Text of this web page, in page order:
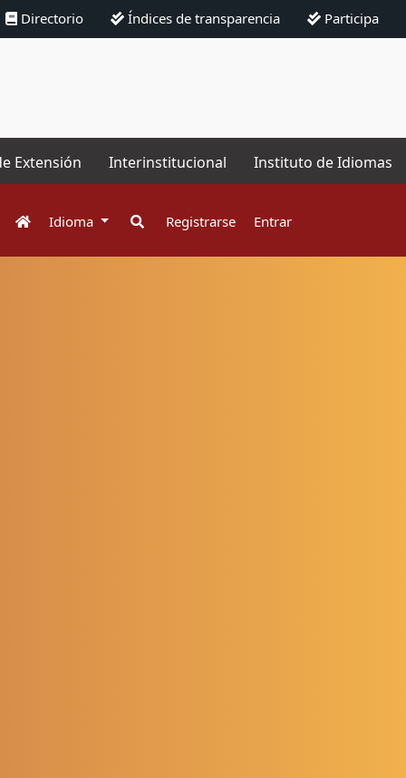
Directorio Índices de transparencia Participa
Extensión Interinstitucional Instituto de Idiomas
Idioma Registrarse Entrar